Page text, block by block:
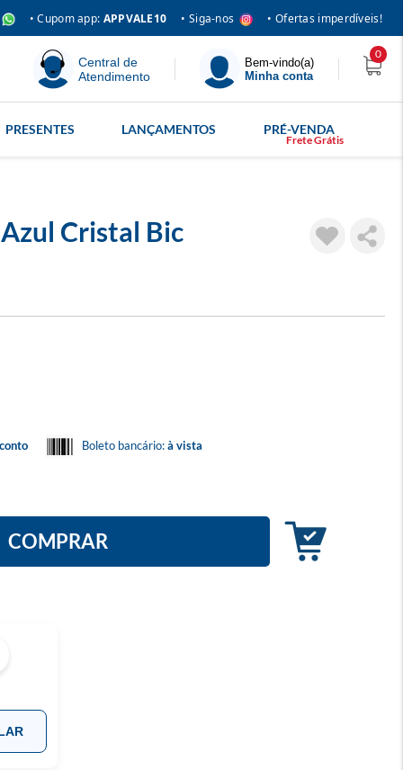
• Cupom app: APPVALE10 • Siga-nos • Ofertas imperdíveis!
Central de
Atendimento
Bem-vindo(a)
Minha conta
0
PRESENTES LANÇAMENTOS PRÉ-VENDA
Cristal Bic
Boleto bancário:à vista
COMPRAR